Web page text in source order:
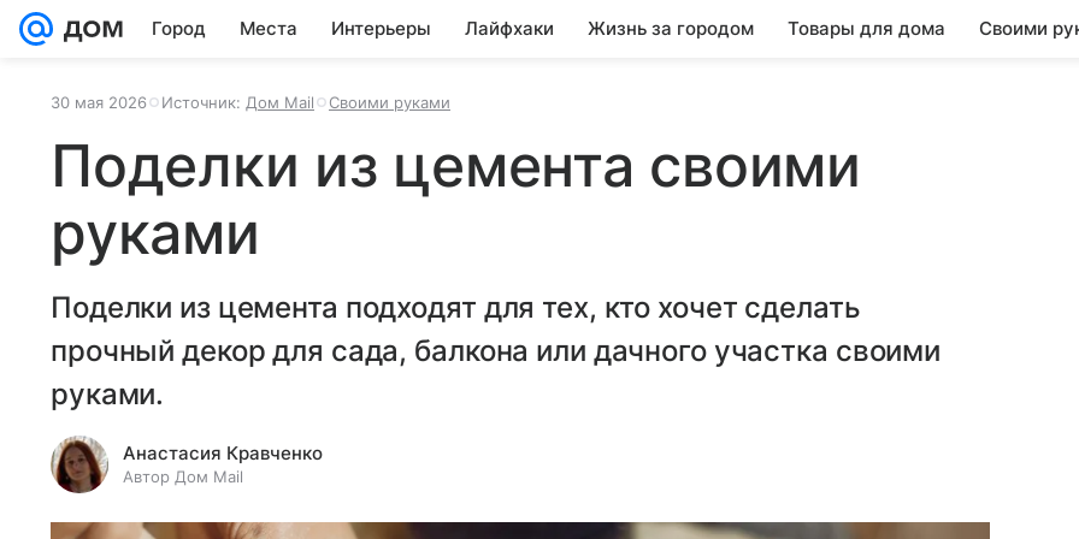
Город Места Интерьеры Лайфхаки Жизнь за городом Товары для дома Своими
30 мая 2026 Источник: Дом Mail Своими руками
Поделки из цемента своими
руками
Поделки из цемента подходят для тех, кто хочет сделать
прочный декор для сада, балкона или дачного участка своими
руками.
Анастасия Кравченко
Автор Дом Mail